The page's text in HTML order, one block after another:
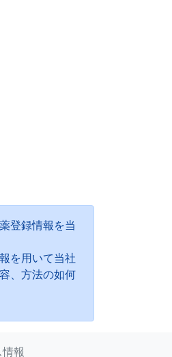
登録情報を当
を用いて当社
、方法の如何
報